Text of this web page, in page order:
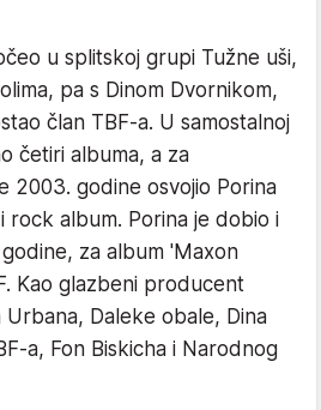
u splitskoj grupi Tužne uši,
pa s Dinom Dvornikom,
član TBF-a. U samostalnoj
četiri albuma, a za
2003. godine osvojio Porina
rock album. Porina je dobio i
za album 'Maxon
Kao glazbeni producent
Urbana, Daleke obale, Dina
a, Fon Biskicha i Narodnog